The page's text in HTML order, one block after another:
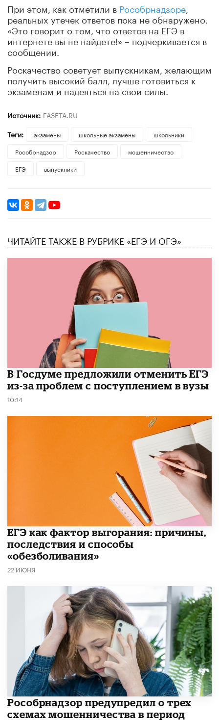
При этом, как отметили в Рособрнадзоре
реальных утечек ответов пока не обнаружено.
«Это говорит о том, что ответов на ЕГЭ в
интернете вы не найдете!» – подчеркивается в
сообщении.
Роскачество советует выпускникам, желающим
получить высокий балл, лучше готовиться к
экзаменам и надеяться на свои силы.
Источник: ГАЗЕТА.RU
Теги:
экзамены школьные экзамены
школьники
Рособрнадзор
Роскачество
мошенничество
ЕГЭ
выпускники
ЧИТАЙТЕ ТАКЖЕ В РУБРИКЕ «ЕГЭ И ОГЭ»
В Госдуме предложили отменить ЕГЭ
из-за проблем с поступлением в вузы
10:14
​ЕГЭ как фактор выгорания: причины,
последствия и способы
«обезболивания»
22 ИЮНЯ
Рособрнадзор предупредил о трех
схемах мошенничества в период